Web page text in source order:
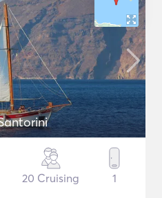
20 Cruising 1